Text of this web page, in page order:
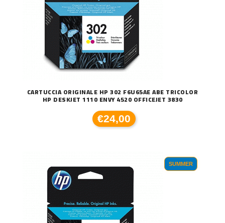
CARTUCCIA ORIGINALE HP 302 F6U65AE ABE TRICOLOR
HP DESKJET 1110 ENVY 4520 OFFICEJET 3830
€24,00
SUMMER